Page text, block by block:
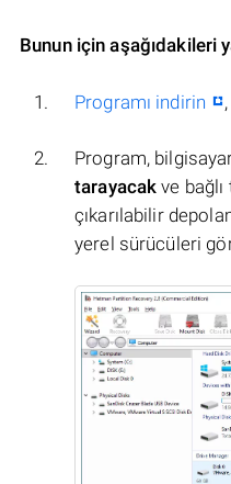
Bunun için aşağıdakileri
Programı indirin
Program,
tarayacak ve
çıkarılabilir
yerel sürücüleri